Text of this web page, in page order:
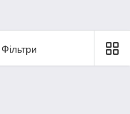
Фільтри